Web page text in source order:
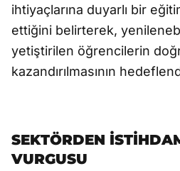
ihtiyaçlarına duyarlı bir
ettiğini belirterek,
yetiştirilen öğrencilerin
kazandırılmasının
SEKTÖRDEN
VURGUSU